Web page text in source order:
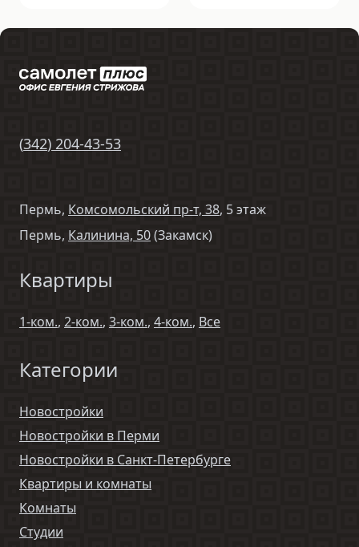
(342) 204-43-53
Пермь, Комсомольский пр-т, 38, 5 этаж
Пермь, Калинина, 50(Закамск)
Квартиры
1-ком., 2-ком., 3-ком., 4-ком., Все
Категории
Новостройки
Новостройки в Перми
Новостройки в Санкт-Петербурге
Квартиры и комнаты
Комнаты
Студии